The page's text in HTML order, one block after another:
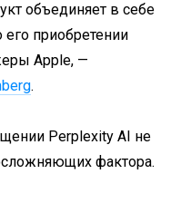
объединяет в себе
приобретении
Apple, —
.
Perplexity AI не
фактора.